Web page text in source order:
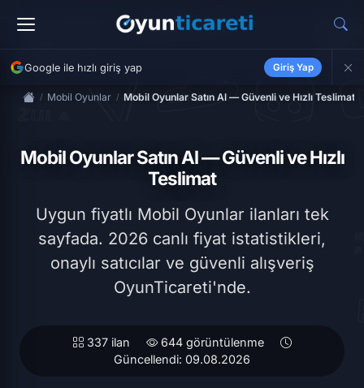
Google ile hızlı giriş yap Giriş Yap
Mobil Oyunlar Mobil Oyunlar Satın Al — Güvenli ve Hızlı Teslimat
Mobil Oyunlar Satın Al — Güvenli ve Hızlı
Teslimat
Uygun fiyatlı Mobil Oyunlar ilanları tek
sayfada. 2026 canlı fiyat istatistikleri,
onaylı satıcılar ve güvenli alışveriş
OyunTicareti'nde.
337 ilan
644 görüntülenme
Güncellendi: 09.08.2026